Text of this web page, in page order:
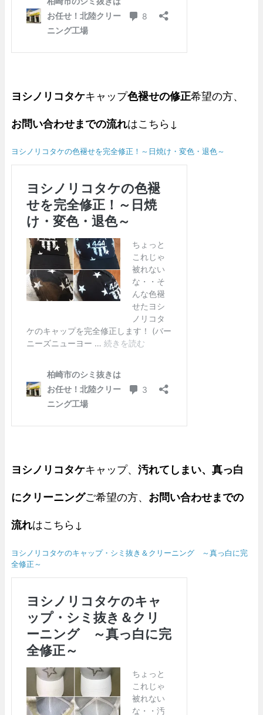
ヨシノリコタケキャップ色褪せの修正希望の方、
お問い合わせまでの流れはこちら↓
ヨシノリコタケの色褪せを完全修正！～日焼け・変色・退色～
ヨシノリコタケキャップ、 汚れてしまい、真っ白
にクリーニングご希望の方、 お問い合わせまでの
流れはこちら↓
ヨシノリコタケのキャップ・シミ抜き＆クリーニング ～真っ白に完
全修正～